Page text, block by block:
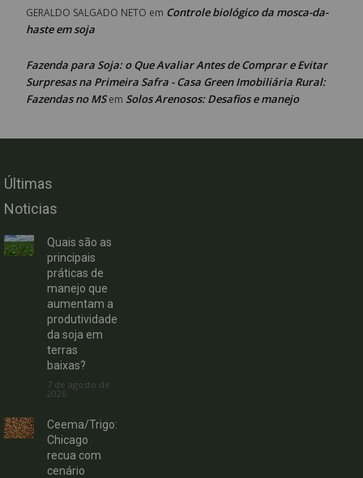
GERALDO SALGADO NETO em Controle biológico da mosca-da-
haste em soja
Fazenda para Soja: o Que Avaliar Antes de Comprar e Evitar
Surpresas na Primeira Safra - Casa Green Imobiliária Rural:
Fazendas no MSem Solos Arenosos: Desafios e manejo
Últimas
Noticias
Quais são as
principais
práticas de
manejo que
aumentam a
produtividade
da soja em
terras
baixas?
7 de agosto de
2026
Ceema/Trigo:
Chicago
recua com
cenário